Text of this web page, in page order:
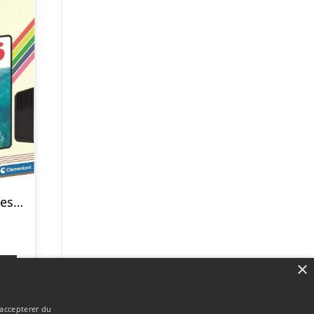
Clementoni Puslespil – Jaws – Cult Movies Collection – 500 Brikker
×
du